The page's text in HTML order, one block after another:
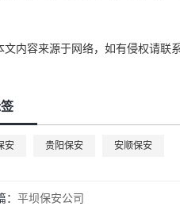
文内容来源于网络，如有侵权请联
安 贵阳保安 安顺保安
： 平坝保安公司